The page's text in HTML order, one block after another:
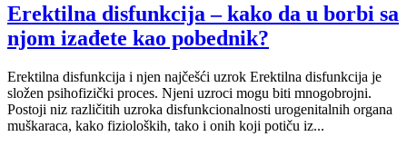
Erektilna disfunkcija – kako da u borbi sa
njom izađete kao pobednik?
Erektilna disfunkcija i njen najčešći uzrok Erektilna disfunkcija je
složen psihofizički proces. Njeni uzroci mogu biti mnogobrojni.
Postoji niz različitih uzroka disfunkcionalnosti urogenitalnih organa
muškaraca, kako fizioloških, tako i onih koji potiču iz...